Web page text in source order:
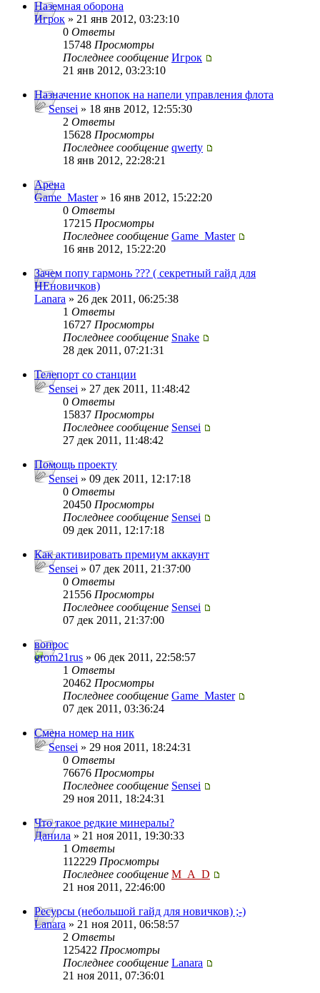
Наземная оборона
Игрок » 21 янв 2012, 03:23:10
0 Ответы
15748 Просмотры
Последнее сообщение Игрок
21 янв 2012, 03:23:10
Назначение кнопок на напели управления флота
Sensei » 18 янв 2012, 12:55:30
2 Ответы
15628 Просмотры
Последнее сообщение qwerty
18 янв 2012, 22:28:21
Арена
Game_Master» 16 янв 2012, 15:22:20
0 Ответы
17215 Просмотры
Последнее сообщение Game_Master
16 янв 2012, 15:22:20
Зачем попу гармонь ??? ( секретный гайд для
НЕновичков)
Lanara » 26 дек 2011, 06:25:38
1 Ответы
16727 Просмотры
Последнее сообщение Snake
28 дек 2011, 07:21:31
Телепорт со станции
Sensei » 27 дек 2011, 11:48:42
0 Ответы
15837 Просмотры
Последнее сообщение Sensei
27 дек 2011, 11:48:42
Помощь проекту
Sensei » 09 дек 2011, 12:17:18
0 Ответы
20450 Просмотры
Последнее сообщение Sensei
09 дек 2011, 12:17:18
Как активировать премиум аккаунт
Sensei » 07 дек 2011, 21:37:00
0 Ответы
21556 Просмотры
Последнее сообщение Sensei
07 дек 2011, 21:37:00
вопрос
grom21rus » 06 дек 2011, 22:58:57
1 Ответы
20462 Просмотры
Последнее сообщение Game_Master
07 дек 2011, 03:36:24
Смена номер на ник
Sensei » 29 ноя 2011, 18:24:31
0 Ответы
76676 Просмотры
Последнее сообщение Sensei
29 ноя 2011, 18:24:31
Что такое редкие минералы?
Данила » 21 ноя 2011, 19:30:33
1 Ответы
112229 Просмотры
Последнее сообщение M_A_D
21 ноя 2011, 22:46:00
Ресурсы (небольшой гайд для новичков) ;-)
Lanara » 21 ноя 2011, 06:58:57
2 Ответы
125422 Просмотры
Последнее сообщение Lanara
21 ноя 2011, 07:36:01